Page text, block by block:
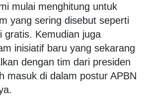
mulai menghitung untuk
yang sering disebut seperti
gratis. Kemudian juga
inisiatif baru yang sekarang
dengan tim dari presiden
masuk di dalam postur APBN